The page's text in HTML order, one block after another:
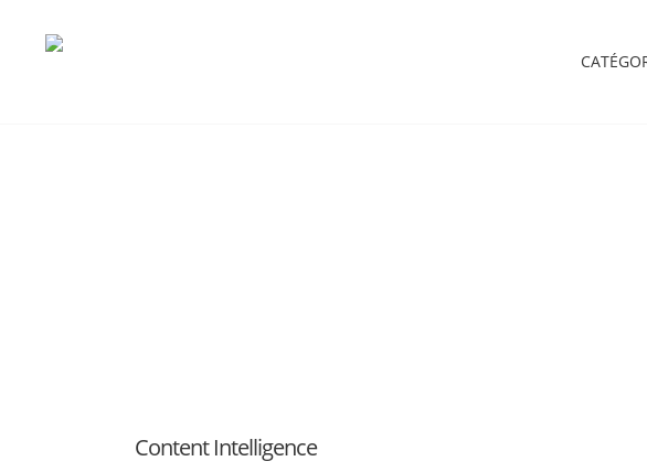
Content Intelligence